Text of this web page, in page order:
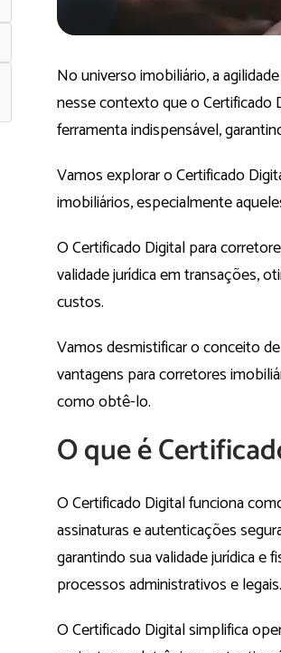
No universo imobiliário, a
nesse contexto que o Certificado
ferramenta indispensável,
Vamos explorar o Certificado
imobiliários, especialmente
O Certificado Digital para
validade jurídica em transações,
custos.
Vamos desmistificar o conceito
vantagens para corretores
como obtê-lo.
O que é
O Certificado Digital funciona
assinaturas e autenticações
garantindo sua validade jurídica e
processos administrativos e legais.
O Certificado Digital simplifica